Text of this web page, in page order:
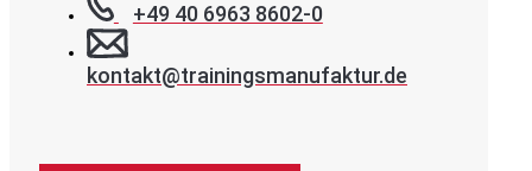
+49 40 6963 8602-0
kontakt@trainingsmanufaktur.de